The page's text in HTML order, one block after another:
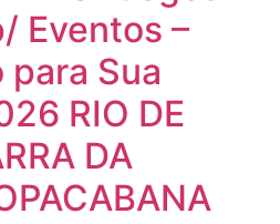
Eventos –
Sua
RIO DE
DA